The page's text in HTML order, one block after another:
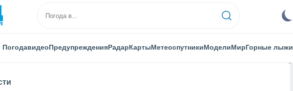
ПогодавидеоПредупрежденияРадарКартыМетеоспутникиМоделиМирГорные лыжи